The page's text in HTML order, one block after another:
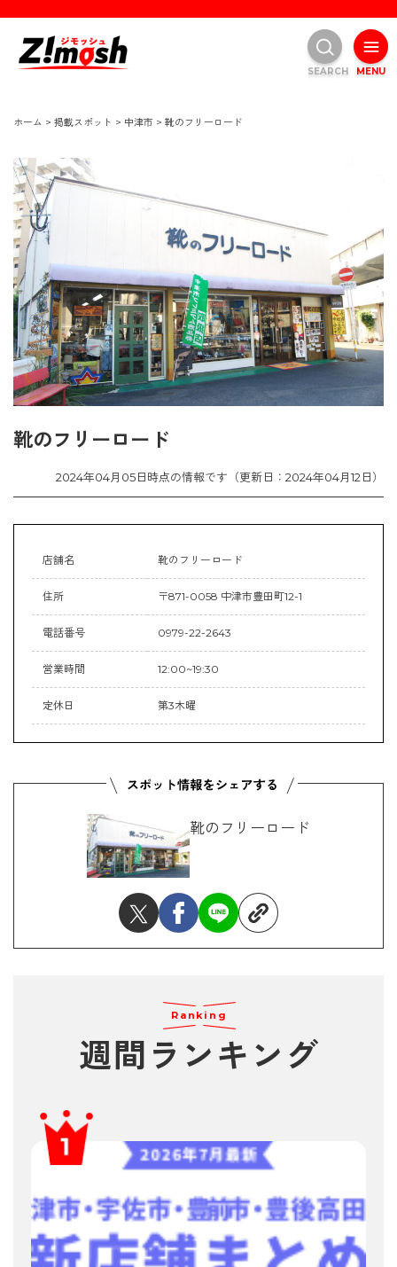
ホーム > 掲載スポット > 中津市 > 靴のフリーロード
靴のフリーロード
2024年04月05日時点の情報です（更新日：2024年04月12日）
店舗名 靴のフリーロード
住所 〒871-0058 中津市豊田町12-1
電話番号 0979-22-2643
営業時間 12:00~19:30
定休日 第3木曜
靴のフリーロード
Ranking
週間ランキング
MENU
SEARCH